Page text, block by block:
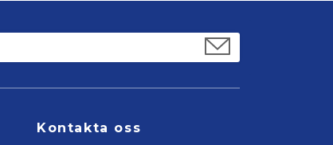
Kontakta oss